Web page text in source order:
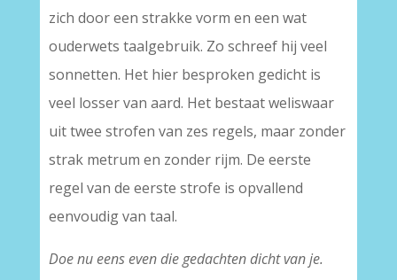
zich door een strakke vorm en een wat
ouderwets taalgebruik. Zo schreef hij veel
sonnetten. Het hier besproken gedicht is
veel losser van aard. Het bestaat weliswaar
uit twee strofen van zes regels, maar zonder
strak metrum en zonder rijm. De eerste
regel van de eerste strofe is opvallend
eenvoudig van taal.
Doe nu eens even die gedachten dicht van je.